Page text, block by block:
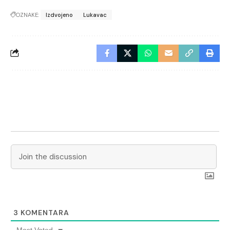
OZNAKE: Izdvojeno Lukavac
3 KOMENTARA